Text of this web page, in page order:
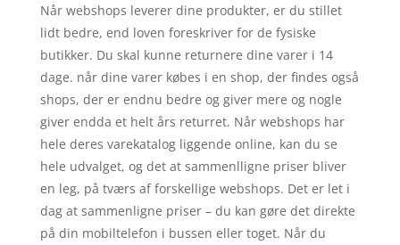
Når webshops leverer dine produkter, er du stillet
lidt bedre, end loven foreskriver for de fysiske
butikker. Du skal kunne returnere dine varer i 14
dage. når dine varer købes i en shop, der findes også
shops, der er endnu bedre og giver mere og nogle
giver endda et helt års returret. Når webshops har
hele deres varekatalog liggende online, kan du se
hele udvalget, og det at sammenlligne priser bliver
en leg, på tværs af forskellige webshops. Det er let i
dag at sammenligne priser – du kan gøre det direkte
på din mobiltelefon i bussen eller toget. Når du